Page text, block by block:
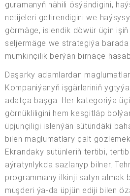
guramanyň nähili ösýändigini,
netijeleri getirendigini we
görmäge, islendik döwür üçin
seljermäge we strategiýa
mümkinçilik berýän birnäçe
Daşarky adamlardan
Kompaniýanyň işgärleriniň
adatça başga. Her kategoriýa
görnükliligini hem kesgitläp
üpjünçiligi islenýän sütündäki
bilen maglumatlary çalt
Ekrandaky sütünleriň tertibi,
aýratynlykda sazlanyp bilner.
programmany ilkinji satyn almak
müşderi ýa-da üpjün ediji bilen